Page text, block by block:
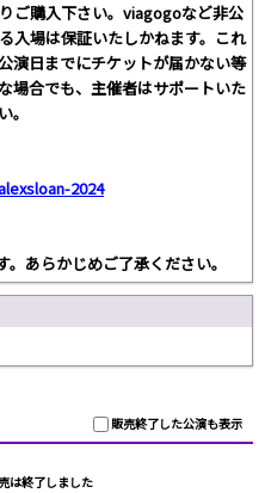
ご購入下さい。viagogoなど非公
入場は保証いたしかねます。これ
演日までにチケットが届かない等
場合でも、主催者はサポートいた
。
2024
あらかじめご了承ください。
販売終了した公演も表示
は終了しました